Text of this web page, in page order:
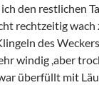
den restlichen
rechtzeitig
des
windig ,aber
überfüllt mit